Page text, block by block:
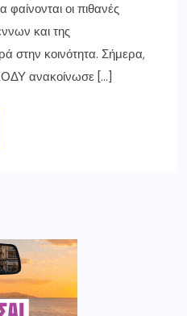
οι πιθανές
και της
στην κοινότητα. Σήμερα,
ανακοίνωσε […]